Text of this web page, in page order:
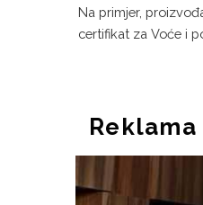
Na primjer,
certifikat za Voće i
Reklama